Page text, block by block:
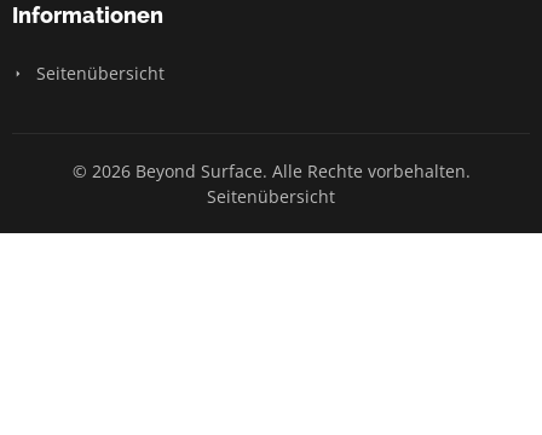
Informationen
Seitenübersicht
© 2026 Beyond Surface. Alle Rechte vorbehalten.
Seitenübersicht